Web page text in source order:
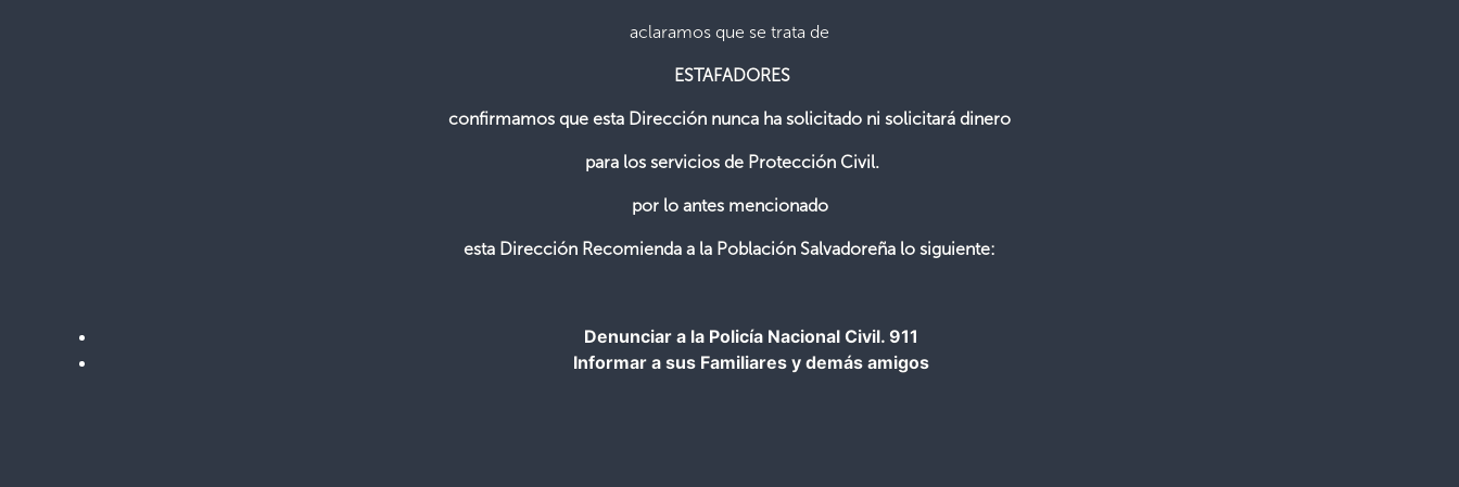
aclaramos que se trata de
ESTAFADORES
confirmamos que esta Dirección nunca ha solicitado ni solicitará dinero
para los servicios de Protección Civil.
por lo antes mencionado
esta Dirección Recomienda a la Población Salvadoreña lo siguiente:
Denunciar a la Policía Nacional Civil. 911
Informar a sus Familiares y demás amigos